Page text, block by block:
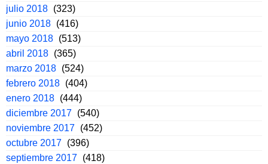
julio 2018 (323)
junio 2018 (416)
mayo 2018 (513)
abril 2018 (365)
marzo 2018 (524)
febrero 2018 (404)
enero 2018 (444)
diciembre 2017 (540)
noviembre 2017 (452)
octubre 2017 (396)
septiembre 2017 (418)